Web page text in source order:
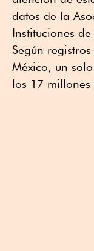
datos de la
Instituciones de
Según
México, un
los 17 millones